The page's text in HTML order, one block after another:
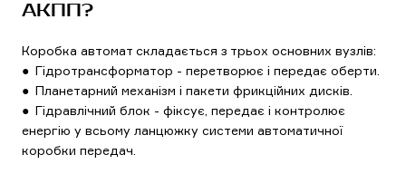
АКПП?
Коробка автомат складається з трьох основних вузлів:
● Гідротрансформатор - перетворює і передає оберти.
● Планетарний механізм і пакети фрикційних дисків.
● Гідравлічний блок - фіксує, передає і контролює
енергію у всьому ланцюжку системи автоматичної
коробки передач.